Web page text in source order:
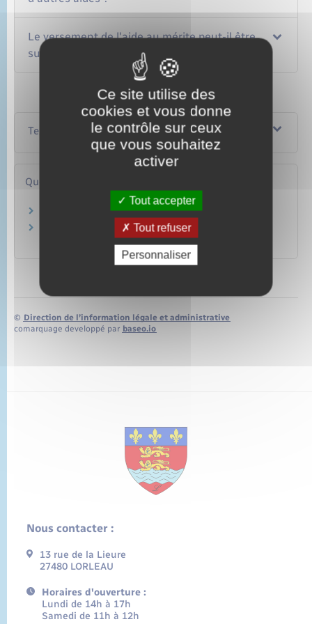
Le versement de l'aide au mérite peut-il être
suspendu ?
Textes de référence
Questions ? Réponses !
Quelles aides peut percevoir un étudiant ?
Un étudiant peut-il cumuler la bourse avec un
emploi ou une autre aide ?
© Direction de l’information légale et administrative
comarquage developpé par baseo.io
Nous contacter :
13 rue de la Lieure
27480 LORLEAU
Horaires d'ouverture :
Lundi de 14h à 17h
Samedi de 11h à 12h
Ce site utilise des
cookies et vous donne
le contrôle sur ceux
que vous souhaitez
activer
Tout accepter
Tout refuser
Personnaliser